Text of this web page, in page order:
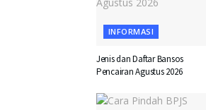
INFORMASI
Jenis dan Daftar Bansos
Pencairan Agustus 2026